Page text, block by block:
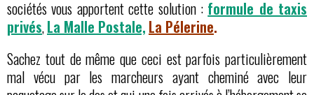
sociétés vous apportent cette solution : formule de taxis
privés,La Malle Postale, La Pélerine.
Sachez tout de même que ceci est parfois particulièrement
mal vécu par les marcheurs ayant cheminé avec leur